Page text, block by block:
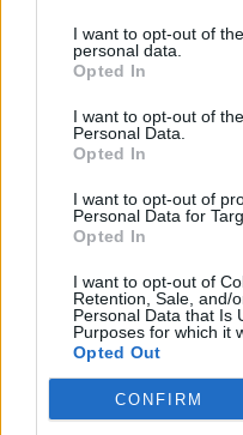
I want to opt-out of
personal data.
Opted In
I want to opt-out of
Personal Data.
Opted In
I want to opt-out of
Personal Data for
Opted In
I want to opt-out of
Retention, Sale, and/
Personal Data that Is
Purposes for which it
Opted Out
CONFIRM
MATKAILU
Finnairin
jatkossa
matkustajille
4